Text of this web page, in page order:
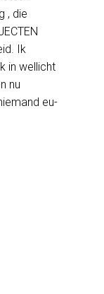
, die
Ik
in wellicht
nu
eu-